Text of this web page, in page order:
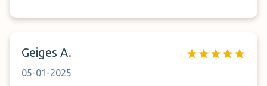
Geiges A.
05-01-2025